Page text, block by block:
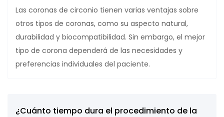
Las coronas de circonio tienen varias ventajas sobre
otros tipos de coronas, como su aspecto natural,
durabilidad y biocompatibilidad. Sin embargo, el mejor
tipo de corona dependerá de las necesidades y
preferencias individuales del paciente.
¿Cuánto tiempo dura el procedimiento de la